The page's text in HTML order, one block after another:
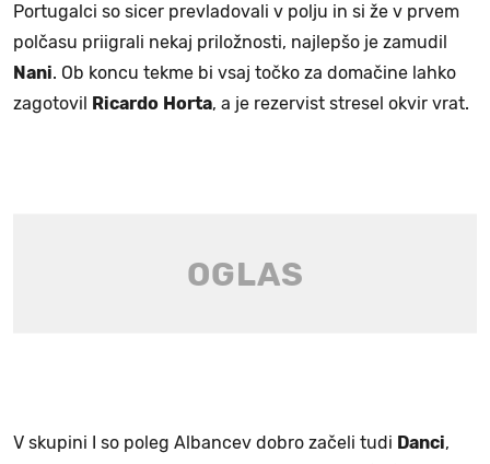
Portugalci so sicer prevladovali v polju in si že v prvem
polčasu priigrali nekaj priložnosti, najlepšo je zamudil
Nani. Ob koncu tekme bi vsaj točko za domačine lahko
zagotovil
Ricardo Horta, a je rezervist stresel okvir vrat.
V skupini I so poleg Albancev dobro začeli tudi Danci,